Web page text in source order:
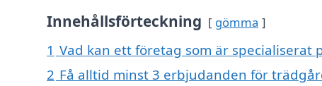
Innehållsförteckning gömma
1 Vad kan ett företag som är
2 Få alltid minst 3 erbjudanden för